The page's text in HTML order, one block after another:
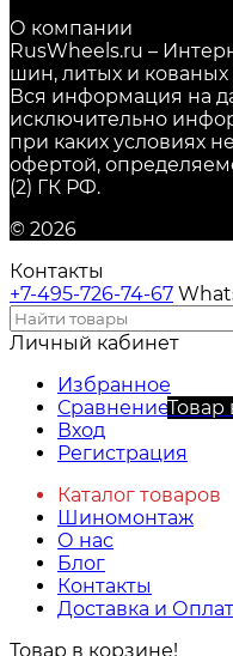
О компании
RusWheels.ru –
шин, литых и кованых
Вся информация на
исключительно
при каких условиях
офертой,
(2) ГК РФ.
© 2026
Контакты
+7-495-726-74-67
Личный кабинет
Избранное
СравнениеТовар
Вход
Регистрация
Каталог товаров
Шиномонтаж
О нас
Блог
Контакты
Доставка и
Товар в корзине!